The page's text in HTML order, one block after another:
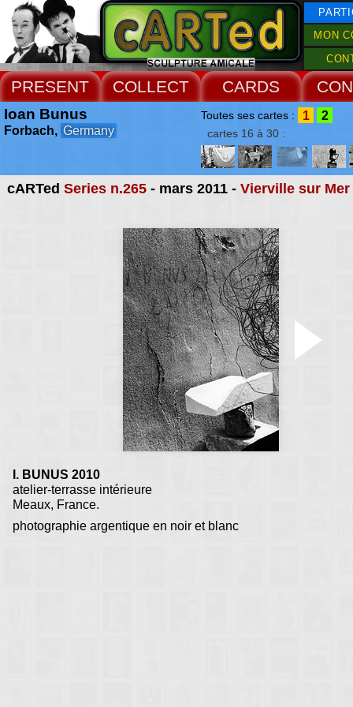
MON
PRESENT COLLECT CARDS
cARTed Series n.265- mars 2011 - Vierville sur Mer
I. BUNUS 2010
atelier-terrasse intérieure
Meaux, France.
photographie argentique en noir et blanc
Ioan Bunus
Forbach, Germany
Toutes ses cartes : 1 2
cartes 16 à 30 :